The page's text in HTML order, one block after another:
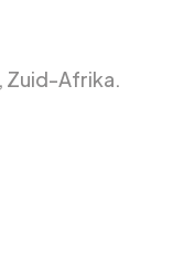
Zuid-Afrika.